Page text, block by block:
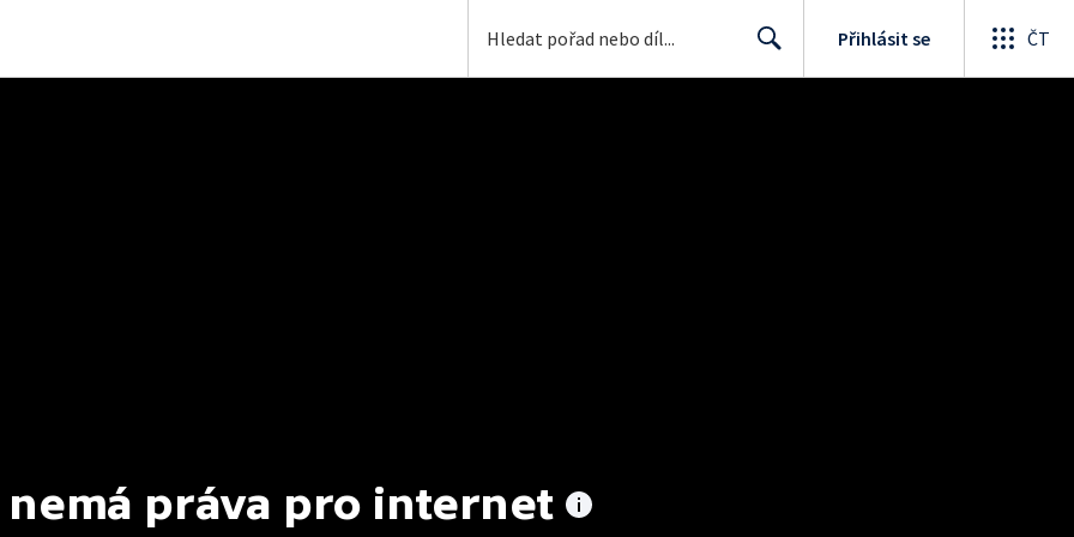
Přihlásit se ČT
nemá práva pro internet